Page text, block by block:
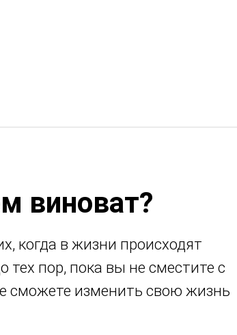
виноват?
когда в жизни происходят
пор, пока вы не сместите с
сможете изменить свою жизнь